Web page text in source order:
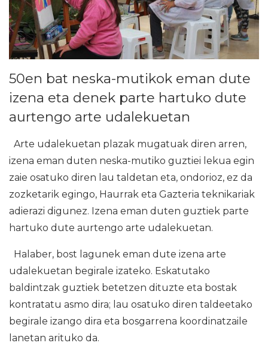
50en bat neska-mutikok eman dute
izena eta denek parte hartuko dute
aurtengo arte udalekuetan
Arte udalekuetan plazak mugatuak diren arren,
izena eman duten neska-mutiko guztiei lekua egin
zaie osatuko diren lau taldetan eta, ondorioz, ez da
zozketarik egingo, Haurrak eta Gazteria teknikariak
adierazi digunez. Izena eman duten guztiek parte
hartuko dute aurtengo arte udalekuetan.
Halaber, bost lagunek eman dute izena arte
udalekuetan begirale izateko. Eskatutako
baldintzak guztiek betetzen dituzte eta bostak
kontratatu asmo dira; lau osatuko diren taldeetako
begirale izango dira eta bosgarrena koordinatzaile
lanetan arituko da.